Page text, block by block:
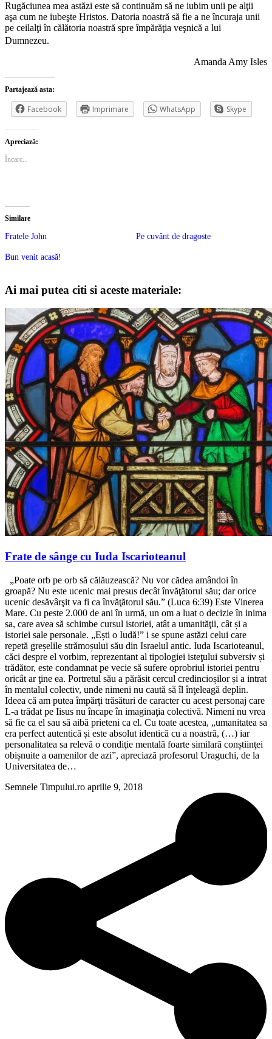
Rugăciunea mea astăzi este să continuăm să ne iubim unii pe alţii
aşa cum ne iubeşte Hristos. Datoria noastră să fie a ne încuraja unii
pe ceilalţi în călătoria noastră spre împărăţia veşnică a lui
Dumnezeu.
Amanda Amy Isles
Partajează asta:
Facebook Imprimare WhatsApp Skype
Apreciază:
Încarc...
Similare
Fratele John Pe cuvânt de dragoste
Bun venit acasă!
Ai mai putea citi si aceste materiale:
Frate de sânge cu Iuda Iscarioteanul
„Poate orb pe orb să călăuzească? Nu vor cădea amândoi în
groapă? Nu este ucenic mai presus decât învăţătorul său; dar orice
ucenic desăvârşit va fi ca învăţătorul său.” (Luca 6:39) Este Vinerea
Mare. Cu peste 2.000 de ani în urmă, un om a luat o decizie în inima
sa, care avea să schimbe cursul istoriei, atât a umanităţii, cât și a
istoriei sale personale. „Ești o Iudă!” i se spune astăzi celui care
repetă greșelile strămoșului său din Israelul antic. Iuda Iscarioteanul,
căci despre el vorbim, reprezentant al tipologiei isteţului subversiv și
trădător, este condamnat pe vecie să sufere oprobriul istoriei pentru
oricât ar ţine ea. Portretul său a părăsit cercul credincioșilor și a intrat
în mentalul colectiv, unde nimeni nu caută să îl înţeleagă deplin.
Ideea că am putea împărţi trăsături de caracter cu acest personaj care
L-a trădat pe Iisus nu încape în imaginaţia colectivă. Nimeni nu vrea
să fie ca el sau să aibă prieteni ca el. Cu toate acestea, „umanitatea sa
era perfect autentică și este absolut identică cu a noastră, (…) iar
personalitatea sa relevă o condiţie mentală foarte similară conștiinţei
obișnuite a oamenilor de azi”, apreciază profesorul Uraguchi, de la
Universitatea de…
Semnele Timpului.ro aprilie 9, 2018